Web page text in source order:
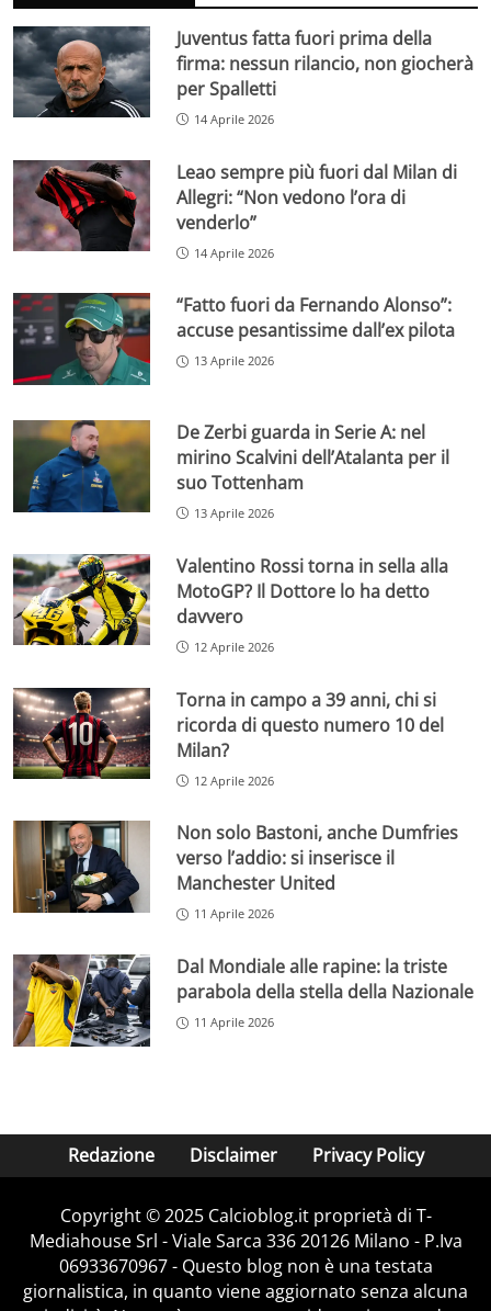
Juventus fatta fuori prima della
firma: nessun rilancio, non giocherà
per Spalletti
14 Aprile 2026
Leao sempre più fuori dal Milan di
Allegri: “Non vedono l’ora di
venderlo”
14 Aprile 2026
“Fatto fuori da Fernando Alonso”:
accuse pesantissime dall’ex pilota
13 Aprile 2026
De Zerbi guarda in Serie A: nel
mirino Scalvini dell’Atalanta per il
suo Tottenham
13 Aprile 2026
Valentino Rossi torna in sella alla
MotoGP? Il Dottore lo ha detto
davvero
12 Aprile 2026
Torna in campo a 39 anni, chi si
ricorda di questo numero 10 del
Milan?
12 Aprile 2026
Non solo Bastoni, anche Dumfries
verso l’addio: si inserisce il
Manchester United
11 Aprile 2026
Dal Mondiale alle rapine: la triste
parabola della stella della Nazionale
11 Aprile 2026
Redazione Disclaimer Privacy Policy
Copyright © 2025 Calcioblog.it proprietà di T-
Mediahouse Srl - Viale Sarca 336 20126 Milano - P.Iva
06933670967 - Questo blog non è una testata
giornalistica, in quanto viene aggiornato senza alcuna